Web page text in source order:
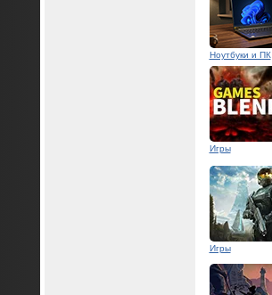
Ноутбуки и ПК
Игры
Игры